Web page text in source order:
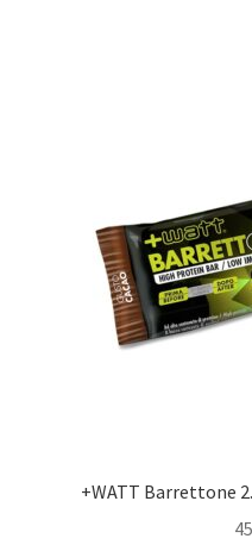
+WATT Barrettone